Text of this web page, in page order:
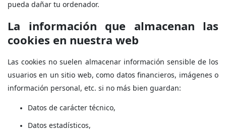
pueda dañar tu ordenador.
La información que almacenan las
cookies en nuestra web
Las cookies no suelen almacenar información sensible de los
usuarios en un sitio web, como datos financieros, imágenes o
información personal, etc. si no más bien guardan:
Datos de carácter técnico,
Datos estadísticos,